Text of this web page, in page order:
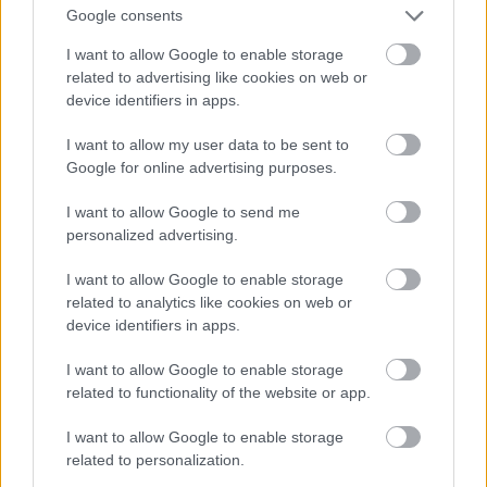
Google consents
I want to allow Google to enable storage
related to advertising like cookies on web or
device identifiers in apps.
I want to allow my user data to be sent to
Google for online advertising purposes.
I want to allow Google to send me
personalized advertising.
I want to allow Google to enable storage
related to analytics like cookies on web or
device identifiers in apps.
I want to allow Google to enable storage
related to functionality of the website or app.
I want to allow Google to enable storage
related to personalization.
parafenomén csak nem meri mondani mert akkor
senki nem hisz neki... ezért bűvésznek álcázza magát.
Juszt is azt hitte, hogy csak trükköt csinál, de láttátok
hogy energiát adott neki! Ha figyelmesen megnézitek
a videot, még az is látszik, hogy a lámpák egy kicsit
(nagyon kicsit, nagyon kell figyelni) vibrálni
kezdenek! És Juszt aurája felvillan és fényes lesz... de
ezt csak azok látják akik az élő felvételt nézték, és
távauralátók!
18 éve
te is hallottál ilyesmiről, ennek ellenére is tagadod?"